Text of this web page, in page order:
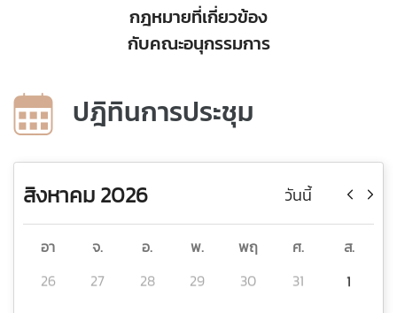
กฎหมายที่เกี่ยวข้อง
กับคณะอนุกรรมการ
ปฎิทินการประชุม
สิงหาคม 2026 วันนี้
อา จ. อ. พ. พฤ ศ.
ส.
26
27 28 29 30 31 1